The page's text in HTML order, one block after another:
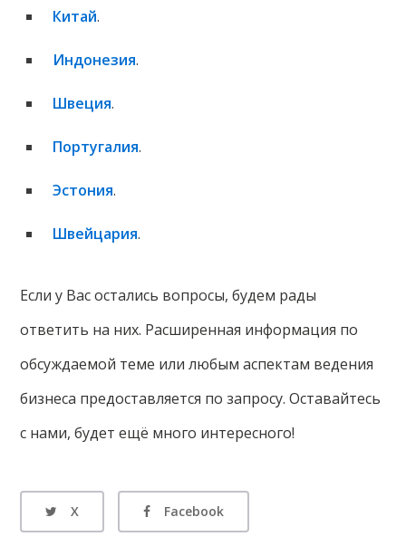
Китай.
Индонезия.
Швеция.
Португалия.
Эстония.
Швейцария.
Если у Вас остались вопросы, будем рады
ответить на них. Расширенная информация по
обсуждаемой теме или любым аспектам ведения
бизнеса предоставляется по запросу. Оставайтесь
с нами, будет ещё много интересного!
X Facebook